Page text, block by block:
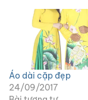
Áo dài cặp đẹp
24/09/2017